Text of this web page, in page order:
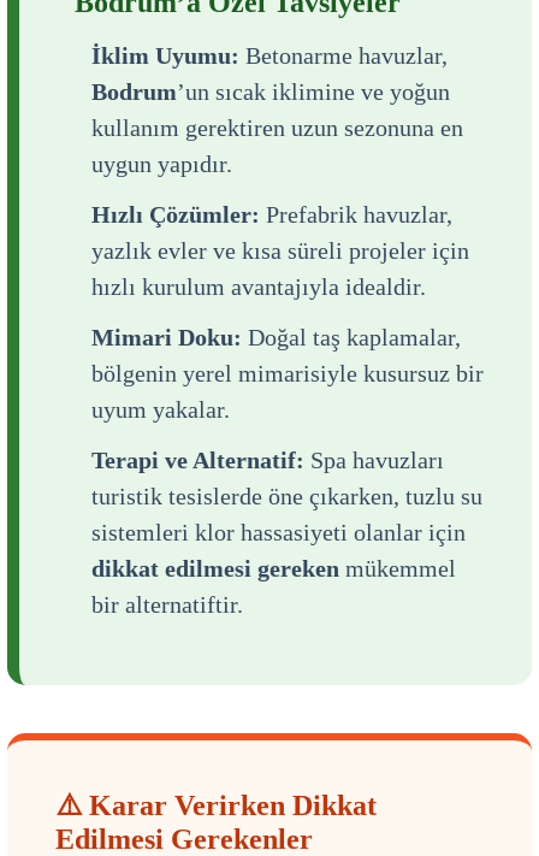
İklim Uyumu: Betonarme havuzlar,
Bodrum’un sıcak iklimine ve yoğun
kullanım gerektiren uzun sezonuna en
uygun yapıdır.
Hızlı Çözümler: Prefabrik havuzlar,
yazlık evler ve kısa süreli projeler için
hızlı kurulum avantajıyla idealdir.
Mimari Doku: Doğal taş kaplamalar,
bölgenin yerel mimarisiyle kusursuz bir
uyum yakalar.
Terapi ve Alternatif: Spa havuzları
turistik tesislerde öne çıkarken, tuzlu su
sistemleri klor hassasiyeti olanlar için
dikkat edilmesi gereken mükemmel
bir alternatiftir.
⚠️ Karar Verirken Dikkat
Edilmesi Gerekenler